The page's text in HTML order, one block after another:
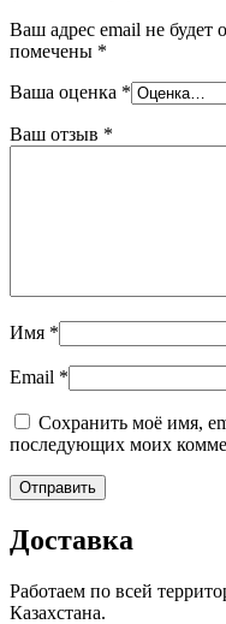
Ваш адрес email не будет
помечены *
Ваша оценка *
Ваш отзыв *
Имя *
Email *
Сохранить моё имя,
последующих моих
Доставка
Работаем по всей
Казахстана.